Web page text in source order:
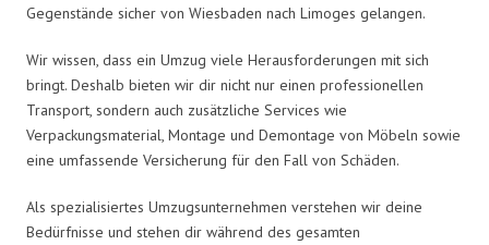
Gegenstände sicher von Wiesbaden nach Limoges gelangen.
Wir wissen, dass ein Umzug viele Herausforderungen mit sich
bringt. Deshalb bieten wir dir nicht nur einen professionellen
Transport, sondern auch zusätzliche Services wie
Verpackungsmaterial, Montage und Demontage von Möbeln sowie
eine umfassende Versicherung für den Fall von Schäden.
Als spezialisiertes Umzugsunternehmen verstehen wir deine
Bedürfnisse und stehen dir während des gesamten